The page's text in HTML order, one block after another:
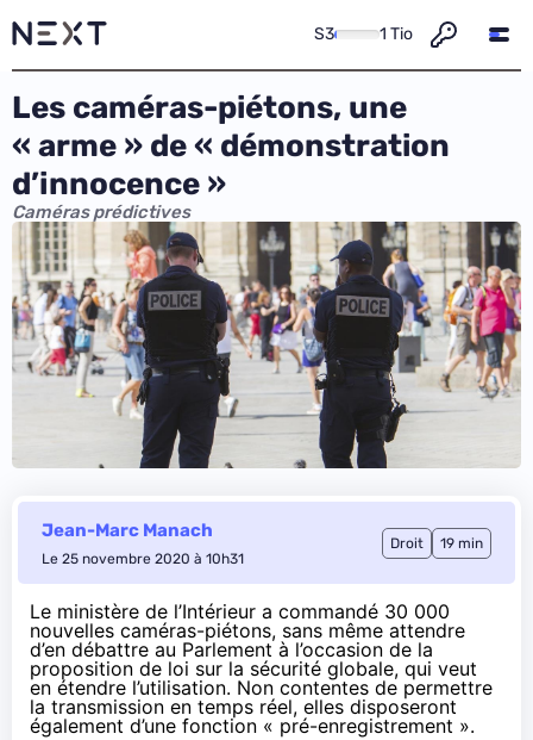
S3 1 Tio
Les caméras-piétons, une
« arme » de « démonstration
d’innocence »
Caméras prédictives
Jean-Marc Manach
Le 25 novembre 2020 à 10h31
Droit 19 min
Le ministère de l’Intérieur a commandé 30 000
nouvelles caméras-piétons, sans même attendre
d’en débattre au Parlement à l’occasion de la
proposition de loi sur la sécurité globale, qui veut
en étendre l’utilisation. Non contentes de permettre
la transmission en temps réel, elles disposeront
également d’une fonction « pré-enregistrement ».